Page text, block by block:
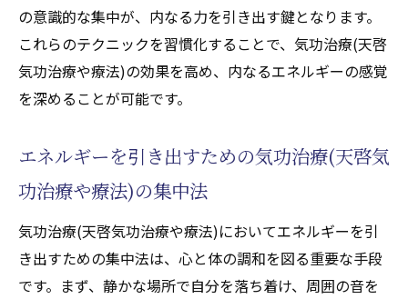
の意識的な集中が、内なる力を引き出す鍵となります。
これらのテクニックを習慣化することで、気功治療(天啓
気功治療や療法)の効果を高め、内なるエネルギーの感覚
を深めることが可能です。
エネルギーを引き出すための気功治療(天啓気
功治療や療法)の集中法
気功治療(天啓気功治療や療法)においてエネルギーを引
き出すための集中法は、心と体の調和を図る重要な手段
です。まず、静かな場所で自分を落ち着け、周囲の音を